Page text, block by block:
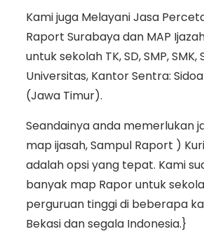
Kami juga Melayani Jasa
Raport Surabaya dan MAP
untuk sekolah TK, SD, SMP, SMK,
Universitas, Kantor Sentra:
(Jawa Timur).
Seandainya anda memerlukan
map ijasah, Sampul Raport )
adalah opsi yang tepat. Kami
banyak map Rapor untuk
perguruan tinggi di beberapa
Bekasi dan segala Indonesia.}